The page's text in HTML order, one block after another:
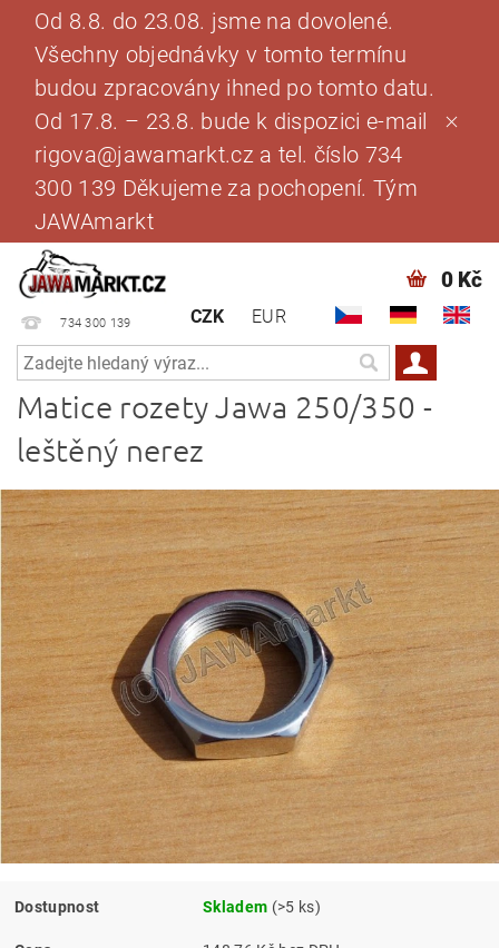
Od 8.8. do 23.08. jsme na dovolené.
Všechny objednávky v tomto termínu
budou zpracovány ihned po tomto datu.
Od 17.8. – 23.8. bude k dispozici e-mail
rigova@jawamarkt.cz a tel. číslo 734
300 139 Děkujeme za pochopení. Tým
JAWAmarkt
734 300 139 CZK EUR
0 Kč
Matice rozety Jawa 250/350 -
leštěný nerez
Dostupnost Skladem (>5 ks)